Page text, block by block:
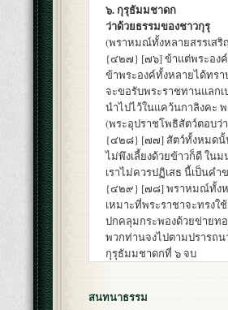
๖. กุรุธัมมชาดก
ว่าด้วยธรรมของชาวกุรุ
(พราหมณ์ทั้งหลายสรรเส
{๔๒๗} [๗๖] ข้าแต่พระอง
ข้าพระองค์ทั้งหลายได้ทร
จะขอรับพระราชทานแลก
นำไปไว้ในแคว้นกาลิงคะ พ
(พระอุปราชโพธิสัตว์ตอบว่
{๔๒๘} [๗๗] สัตว์ทั้งหมดนั้
ไม่พึงเลี้ยงด้วยข้าวก็ดี ใน
เราไม่ควรปฏิเสธ นี้เป็นคำ
{๔๒๙} [๗๘] พราหมณ์ทั้งห
เหมาะที่พระราชาจะทรงใ
ปกคลุมกระพองด้วยข่ายท
พวกท่านจงไปตามปรารถน
กุรุธัมมชาดกที่ ๖ จบ
สนทนาธรรม